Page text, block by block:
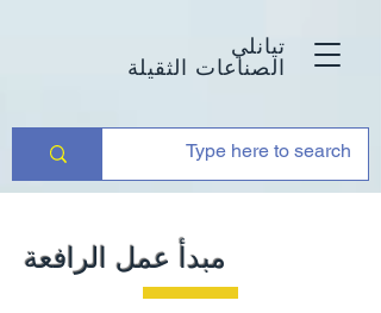
تيانلي
الصناعات الثقيلة
مبدأ عمل الرافعة